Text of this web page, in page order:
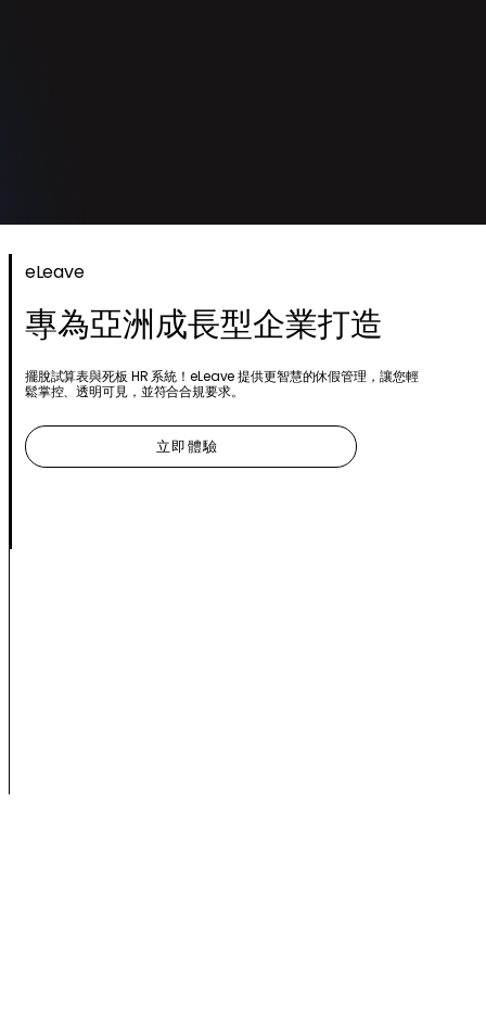
eLeave
專為亞洲成長型企業打造
擺脫試算表與死板 HR 系統！eLeave 提供更智慧的休假管理，讓您輕
鬆掌控、透明可見，並符合合規要求。
立即體驗